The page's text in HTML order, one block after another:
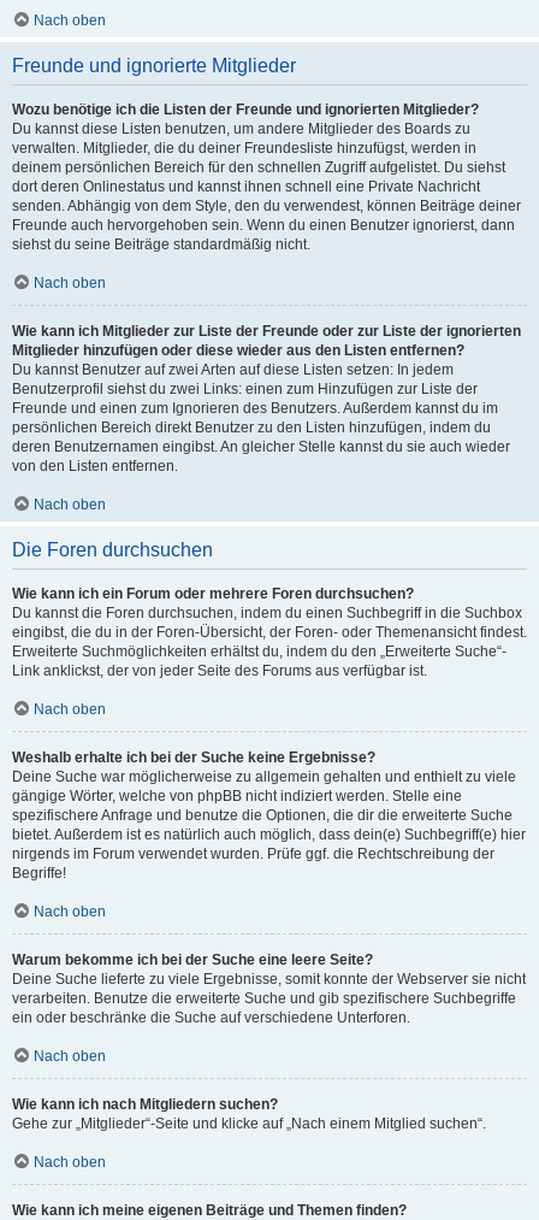
Nach oben
Freunde und ignorierte Mitglieder
Wozu benötige ich die Listen der Freunde und ignorierten Mitglieder?
Du kannst diese Listen benutzen, um andere Mitglieder des Boards zu
verwalten. Mitglieder, die du deiner Freundesliste hinzufügst, werden in
deinem persönlichen Bereich für den schnellen Zugriff aufgelistet. Du siehst
dort deren Onlinestatus und kannst ihnen schnell eine Private Nachricht
senden. Abhängig von dem Style, den du verwendest, können Beiträge deiner
Freunde auch hervorgehoben sein. Wenn du einen Benutzer ignorierst, dann
siehst du seine Beiträge standardmäßig nicht.
Nach oben
Wie kann ich Mitglieder zur Liste der Freunde oder zur Liste der ignorierten
Mitglieder hinzufügen oder diese wieder aus den Listen entfernen?
Du kannst Benutzer auf zwei Arten auf diese Listen setzen: In jedem
Benutzerprofil siehst du zwei Links: einen zum Hinzufügen zur Liste der
Freunde und einen zum Ignorieren des Benutzers. Außerdem kannst du im
persönlichen Bereich direkt Benutzer zu den Listen hinzufügen, indem du
deren Benutzernamen eingibst. An gleicher Stelle kannst du sie auch wieder
von den Listen entfernen.
Nach oben
Die Foren durchsuchen
Wie kann ich ein Forum oder mehrere Foren durchsuchen?
Du kannst die Foren durchsuchen, indem du einen Suchbegriff in die Suchbox
eingibst, die du in der Foren-Übersicht, der Foren- oder Themenansicht findest.
Erweiterte Suchmöglichkeiten erhältst du, indem du den „Erweiterte Suche“-
Link anklickst, der von jeder Seite des Forums aus verfügbar ist.
Nach oben
Weshalb erhalte ich bei der Suche keine Ergebnisse?
Deine Suche war möglicherweise zu allgemein gehalten und enthielt zu viele
gängige Wörter, welche von phpBB nicht indiziert werden. Stelle eine
spezifischere Anfrage und benutze die Optionen, die dir die erweiterte Suche
bietet. Außerdem ist es natürlich auch möglich, dass dein(e) Suchbegriff(e) hier
nirgends im Forum verwendet wurden. Prüfe ggf. die Rechtschreibung der
Begriffe!
Nach oben
Warum bekomme ich bei der Suche eine leere Seite?
Deine Suche lieferte zu viele Ergebnisse, somit konnte der Webserver sie nicht
verarbeiten. Benutze die erweiterte Suche und gib spezifischere Suchbegriffe
ein oder beschränke die Suche auf verschiedene Unterforen.
Nach oben
Wie kann ich nach Mitgliedern suchen?
Gehe zur „Mitglieder“-Seite und klicke auf „Nach einem Mitglied suchen“.
Nach oben
Wie kann ich meine eigenen Beiträge und Themen finden?